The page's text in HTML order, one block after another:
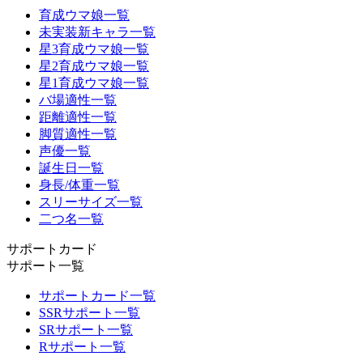
育成ウマ娘一覧
未実装新キャラ一覧
星3育成ウマ娘一覧
星2育成ウマ娘一覧
星1育成ウマ娘一覧
バ場適性一覧
距離適性一覧
脚質適性一覧
声優一覧
誕生日一覧
身長/体重一覧
スリーサイズ一覧
二つ名一覧
サポートカード
サポート一覧
サポートカード一覧
SSRサポート一覧
SRサポート一覧
Rサポート一覧